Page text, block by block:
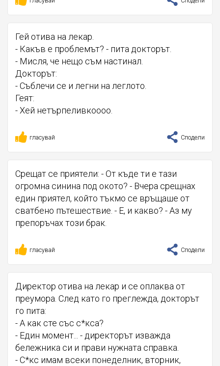
Гей отива на лекар.
- Какъв е проблемът? - пита докторът.
- Мисля, че нещо съм настинал.
Докторът:
- Съблечи се и легни на леглото.
Геят:
- Хей нетърпеливкоооо.
гласувай Сподели
Срещат се приятели: - От къде ти е тази
огромна синина под окото? - Вчера срещнах
един приятел, който тъкмо се връщаше от
сватбено пътешествие. - Е, и какво? - Аз му
препоръчах този брак.
гласувай Сподели
Директор отива на лекар и се оплаква от
преумора. След като го преглежда, докторът
го пита:
- А как сте със с*кса?
- Един момент... - директорът изважда
бележника си и прави нужната справка.
- С*кс имам всеки понеделник, вторник,